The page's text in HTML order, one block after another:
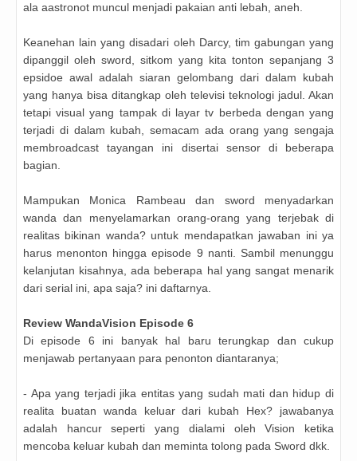
ala aastronot muncul menjadi pakaian anti lebah, aneh.
Keanehan lain yang disadari oleh Darcy, tim gabungan yang
dipanggil oleh sword, sitkom yang kita tonton sepanjang 3
epsidoe awal adalah siaran gelombang dari dalam kubah
yang hanya bisa ditangkap oleh televisi teknologi jadul. Akan
tetapi visual yang tampak di layar tv berbeda dengan yang
terjadi di dalam kubah, semacam ada orang yang sengaja
membroadcast tayangan ini disertai sensor di beberapa
bagian.
Mampukan Monica Rambeau dan sword menyadarkan
wanda dan menyelamarkan orang-orang yang terjebak di
realitas bikinan wanda? untuk mendapatkan jawaban ini ya
harus menonton hingga episode 9 nanti. Sambil menunggu
kelanjutan kisahnya, ada beberapa hal yang sangat menarik
dari serial ini, apa saja? ini daftarnya.
Review WandaVision Episode 6
Di episode 6 ini banyak hal baru terungkap dan cukup
menjawab pertanyaan para penonton diantaranya;
- Apa yang terjadi jika entitas yang sudah mati dan hidup di
realita buatan wanda keluar dari kubah Hex? jawabanya
adalah hancur seperti yang dialami oleh Vision ketika
mencoba keluar kubah dan meminta tolong pada Sword dkk.